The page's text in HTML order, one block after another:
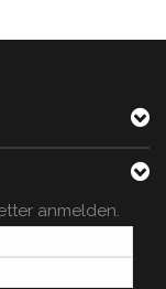
anmelden.